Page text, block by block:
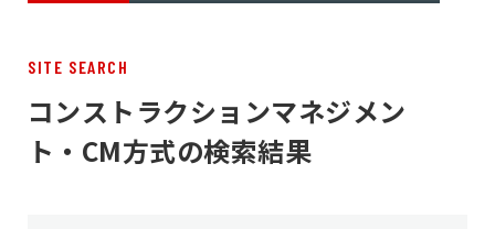
SITE SEARCH
コンストラクションマネジメン
ト・CM方式の検索結果